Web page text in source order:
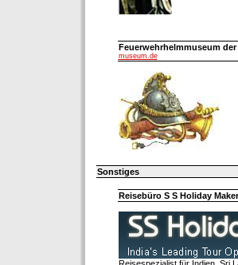
Feuerwehrhelmmuseum
museum.de
Sonstiges
Reisebüro S S Holiday